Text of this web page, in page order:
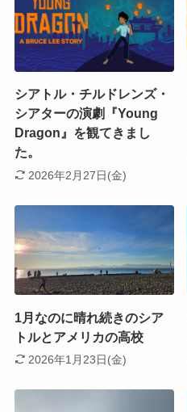
シアトル・チルドレンズ・
シアターの演劇『Young
Dragon』を観てきまし
た。
2026年2月27日(金)
1月なのに晴れ続きのシア
トルとアメリカの高校
2026年1月23日(金)